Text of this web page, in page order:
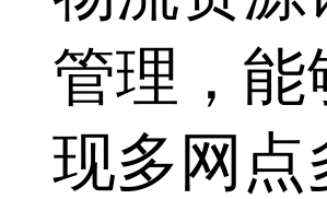
管理，能
现多网点